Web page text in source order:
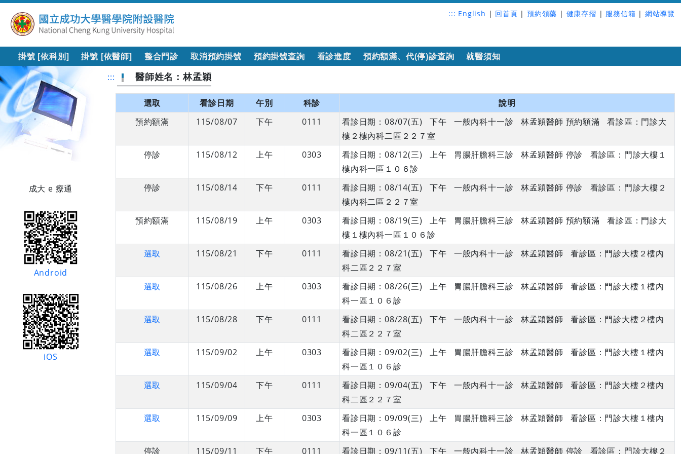
::: English | 回首頁 | 預約領藥 | 健康存摺 | 服務信箱 | 網站導覽
掛號 [依科別] 掛號 [依醫師] 整合門診 取消預約掛號 預約掛號查詢 看診進度 預約額滿、代(停)診查詢 就醫須知
成大 e 療通
Android
iOS
::: 醫師姓名：林孟穎
選取 看診日期 午別 科診
說明
預約額滿
115/08/07 下午 0111
看診日期：08/07(五) 下午 一般內科十一診 林孟穎醫師 預約額滿 看診區：門診大
樓２樓內科二區２２７室
停診
115/08/12 上午 0303
看診日期：08/12(三) 上午 胃腸肝膽科三診 林孟穎醫師 停診 看診區：門診大樓１
樓內科一區１０６診
停診
115/08/14 下午 0111
看診日期：08/14(五) 下午 一般內科十一診 林孟穎醫師 停診 看診區：門診大樓２
樓內科二區２２７室
預約額滿
115/08/19 上午 0303
看診日期：08/19(三) 上午 胃腸肝膽科三診 林孟穎醫師 預約額滿 看診區：門診大
樓１樓內科一區１０６診
選取
115/08/21 下午 0111
看診日期：08/21(五) 下午 一般內科十一診 林孟穎醫師 看診區：門診大樓２樓內
科二區２２７室
選取
115/08/26 上午 0303
看診日期：08/26(三) 上午 胃腸肝膽科三診 林孟穎醫師 看診區：門診大樓１樓內
科一區１０６診
選取
115/08/28 下午 0111
看診日期：08/28(五) 下午 一般內科十一診 林孟穎醫師 看診區：門診大樓２樓內
科二區２２７室
選取
115/09/02 上午 0303
看診日期：09/02(三) 上午 胃腸肝膽科三診 林孟穎醫師 看診區：門診大樓１樓內
科一區１０６診
選取
115/09/04 下午 0111
看診日期：09/04(五) 下午 一般內科十一診 林孟穎醫師 看診區：門診大樓２樓內
科二區２２７室
選取
115/09/09 上午 0303
看診日期：09/09(三) 上午 胃腸肝膽科三診 林孟穎醫師 看診區：門診大樓１樓內
科一區１０６診
停診
115/09/11 下午 0111 看診日期：09/11(五) 下午 一般內科十一診 林孟穎醫師 停診 看診區：門診大樓２